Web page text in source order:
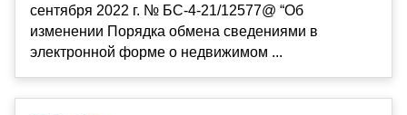
сентября 2022 г. № БС-4-21/12577@ “Об
изменении Порядка обмена сведениями в
электронной форме о недвижимом ...